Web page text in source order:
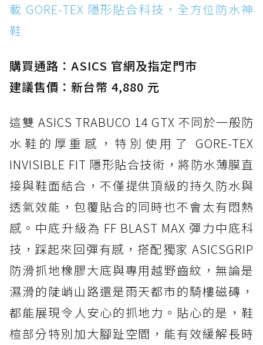
載 GORE-TEX 隱形貼合科技，全方位防水神
鞋
購買通路：ASICS 官網及指定門市
建議售價：新台幣 4,880 元
這雙 ASICS TRABUCO 14 GTX 不同於一般防
水鞋的厚重感，特別使用了 GORE-TEX
INVISIBLE FIT 隱形貼合技術，將防水薄膜直
接與鞋面結合，不僅提供頂級的持久防水與
透氣效能，包覆貼合的同時也不會太有悶熱
感。中底升級為 FF BLAST MAX 彈力中底科
技，踩起來回彈有感，搭配獨家 ASICSGRIP
防滑抓地橡膠大底與專用越野齒紋，無論是
濕滑的陡峭山路還是雨天都市的騎樓磁磚，
都能展現令人安心的抓地力。貼心的是，鞋
楦部分特別加大腳趾空間，能有效緩解長時